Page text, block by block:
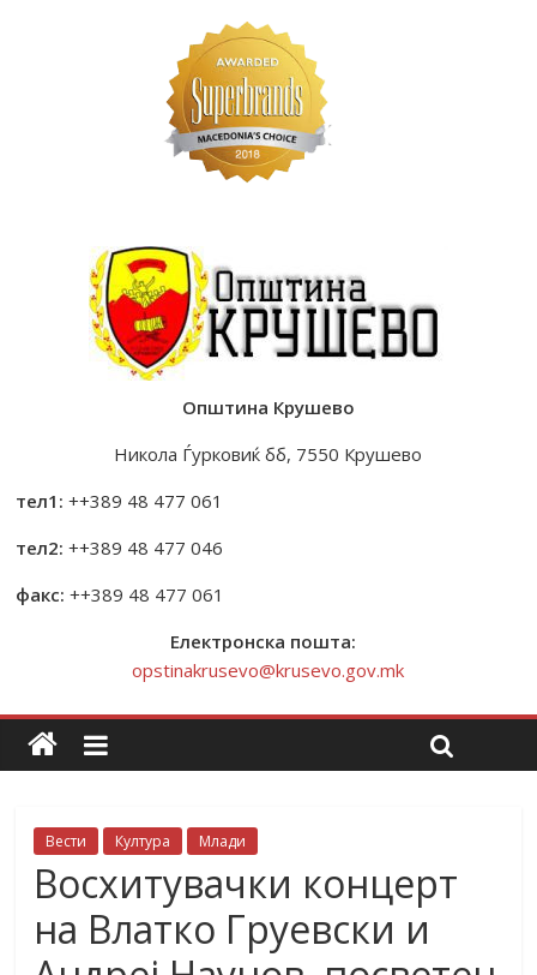
Општина Крушево
Никола Ѓурковиќ бб, 7550 Крушево
тел1: ++389 48 477 061
тел2: ++389 48 477 046
факс: ++389 48 477 061
Електронска пошта:
opstinakrusevo@krusevo.gov.mk
Вести Култура Млади
Восхитувачки концерт
на Влатко Груевски и